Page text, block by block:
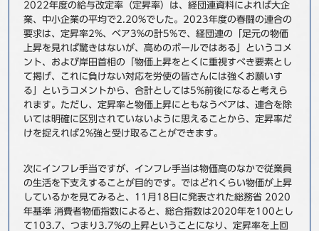
BBSグループネットワーク サステナビリティ 企業情報
株主・投資家情報 採用情報
2022年度の給与改定率（定昇率）は、経団連資料によれば大企
業、中小企業の平均で2.20%でした。2023年度の春闘の連合の
要求は、定昇率2%、ベア3%の計5%で、経団連の「足元の物価
上昇を見れば驚きはないが、高めのボールではある」というコメ
ント、および岸田首相の「物価上昇をとくに重視すべき要素とし
て掲げ、これに負けない対応を労使の皆さんには強くお願いす
る」というコメントから、合計としては5%前後になると考えら
れます。ただし、定昇率と物価上昇にともなうベアは、連合を除
いては明確に区別されていないように思えることから、定昇率だ
けを捉えれば2%強と受け取ることができます。
次にインフレ手当ですが、インフレ手当は物価高のなかで従業員
の生活を下支えすることが目的です。ではどれくらい物価が上昇
しているかを見てみると、11月18日に発表された総務省 2020
年基準 消費者物価指数によると、総合指数は2020年を100とし
て103.7、つまり3.7%の上昇ということになり、定昇率を上回